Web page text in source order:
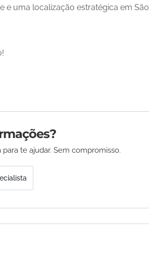
e uma localização estratégica em São
te ajudar. Sem compromisso.